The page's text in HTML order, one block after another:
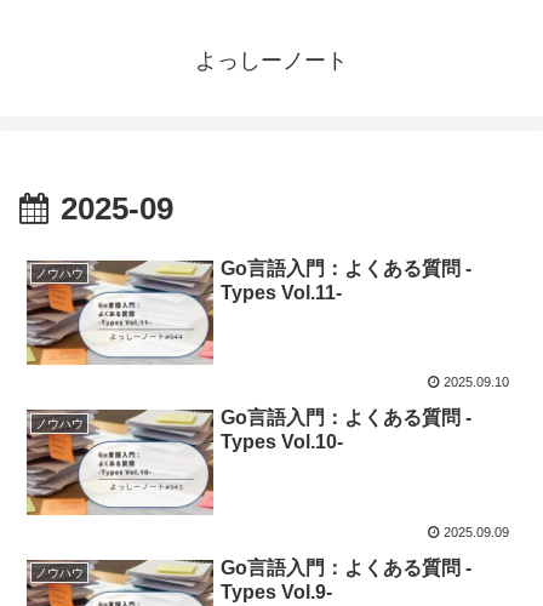
よっしーノート
2025-09
ノウハウ
Go言語入門：よくある質問 -
Types Vol.11-
2025.09.10
ノウハウ
Go言語入門：よくある質問 -
Types Vol.10-
2025.09.09
ノウハウ
Go言語入門：よくある質問 -
Types Vol.9-